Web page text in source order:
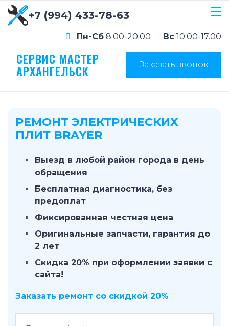
+7 (994) 433-78-63
Пн-Сб 8:00-20:00 Вс 10:00-17.00
СЕРВИС МАСТЕР
АРХАНГЕЛЬСК Заказать звонок
РЕМОНТ ЭЛЕКТРИЧЕСКИХ
ПЛИТ BRAYER
Выезд в любой район города в день
обращения
Бесплатная диагностика, без
предоплат
Фиксированная честная цена
Оригинальные запчасти, гарантия до
2 лет
Скидка 20% при оформлении заявки с
сайта!
Заказать ремонт со скидкой 20%